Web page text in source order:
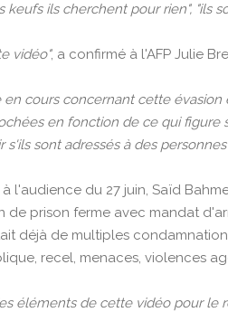
keufs ils cherchent pour rien", "ils
vidéo", a confirmé à l'AFP Julie
en cours concernant cette
en fonction de ce qui figure
sont adressés à des
l'audience du 27 juin, Saïd
de prison ferme avec mandat
déjà de multiples
recel, menaces, violences
éléments de cette vidéo pour le